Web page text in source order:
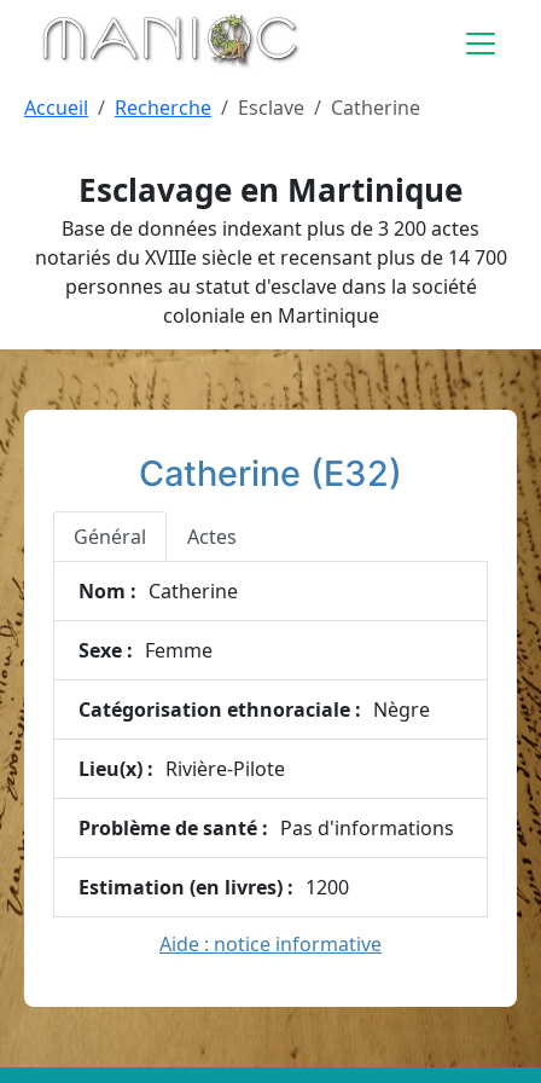
Aller au contenu principal
Esclavage en Martinique
Base de données indexant plus de 3 200 actes
notariés du XVIIIe siècle et recensant plus de 14 700
personnes au statut d'esclave dans la société
coloniale en Martinique
Accueil Recherche Esclave Catherine
Catherine (E32)
Général Actes
Nom : Catherine
Sexe : Femme
Catégorisation ethnoraciale : Nègre
Lieu(x) : Rivière-Pilote
Problème de santé : Pas d'informations
Estimation (en livres) : 1200
Aide : notice informative